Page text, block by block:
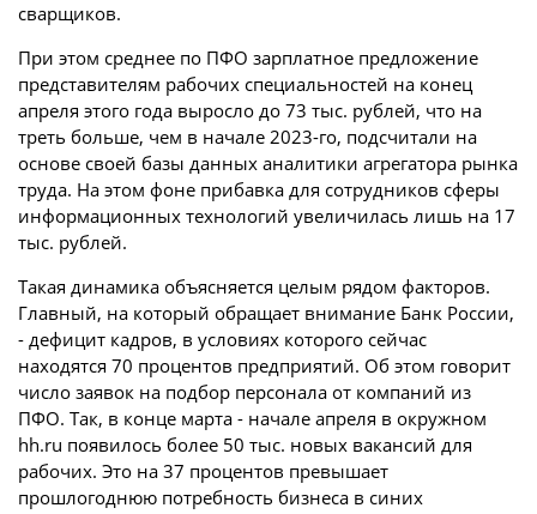
сварщиков.
При этом среднее по ПФО зарплатное предложение
представителям рабочих специальностей на конец
апреля этого года выросло до 73 тыс. рублей, что на
треть больше, чем в начале 2023-го, подсчитали на
основе своей базы данных аналитики агрегатора рынка
труда. На этом фоне прибавка для сотрудников сферы
информационных технологий увеличилась лишь на 17
тыс. рублей.
Такая динамика объясняется целым рядом факторов.
Главный, на который обращает внимание Банк России,
- дефицит кадров, в условиях которого сейчас
находятся 70 процентов предприятий. Об этом говорит
число заявок на подбор персонала от компаний из
ПФО. Так, в конце марта - начале апреля в окружном
hh.ru появилось более 50 тыс. новых вакансий для
рабочих. Это на 37 процентов превышает
прошлогоднюю потребность бизнеса в синих